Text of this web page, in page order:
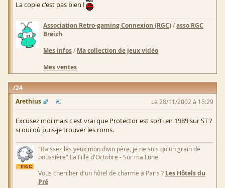
La copie c'est pas bien !
Association Retro-gaming Connexion (RGC)/asso RGC
Breizh
Mes infos/ Ma collection de jeux vidéo
Mes ventes
24
Arethius
Le 28/11/2002 à 15:29
Excusez moi mais c'est vrai que Protector est sorti en 1989 sur ST ?
si oui où puis-je trouver les roms.
"Baissez les yeux mon divin père, je ne suis qu'un grain de
poussière" La Fille d'Octobre - Sur ma Lune
Vous chercher d'un hôtel de charme à Paris ? Les Hôtels du
Pré